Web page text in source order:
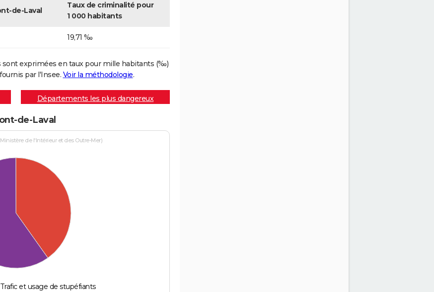
de-Laval
Taux de criminalité pour
1 000 habitants
19,71 ‰
sont exprimées en taux pour mille habitants (‰)
par l'Insee. Voir la méthodologie.
Départements les plus dangereux
de-Laval
de l'Intérieur et des Outre-Mer)
Trafic et usage de stupéfiants